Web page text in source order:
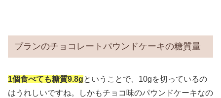
ブランのチョコレートパウンドケーキの糖質量
1個食べても糖質9.8gということで、10gを切っているの
はうれしいですね。しかもチョコ味のパウンドケーキなの